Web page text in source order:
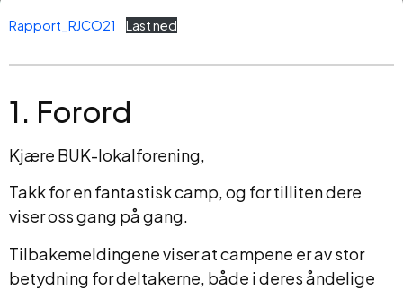
Rapport_RJCO21 Last ned
1. Forord
Kjære BUK-lokalforening,
Takk for en fantastisk camp, og for tilliten dere
viser oss gang på gang.
Tilbakemeldingene viser at campene er av stor
betydning for deltakerne, både i deres åndelige